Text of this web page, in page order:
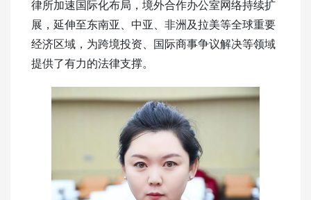
律所加速国际化布局，境外合作办公室网络持续扩
展，延伸至东南亚、中亚、非洲及拉美等全球重要
经济区域，为跨境投资、国际商事争议解决等领域
提供了有力的法律支撑。